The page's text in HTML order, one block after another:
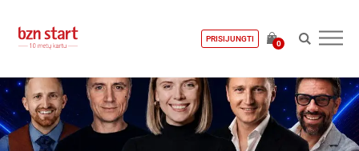
PRISIJUNGTI
0